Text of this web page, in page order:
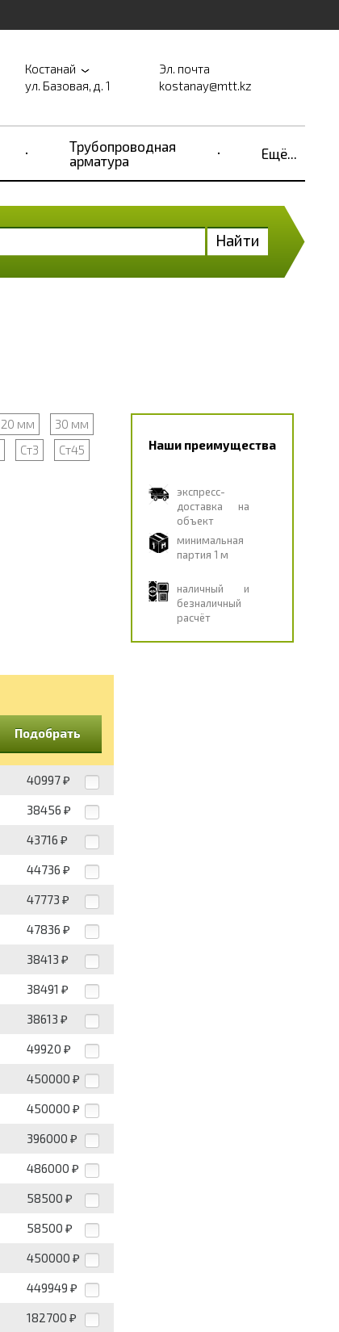
Костанай
ул. Базовая, д. 1
Эл. почта
kostanay@mtt.kz
Трубопроводная
арматура
Ещё...
Найти
20 мм
30 мм
Ст3
Ст45
Наши преимущества
экспресс-
доставка на
объект
минимальная
партия 1 м
наличный и
безналичный
расчёт
Подобрать
40997 ₽
38456 ₽
43716 ₽
44736 ₽
47773 ₽
47836 ₽
38413 ₽
38491 ₽
38613 ₽
49920 ₽
450000 ₽
450000 ₽
396000 ₽
486000 ₽
58500 ₽
58500 ₽
450000 ₽
449949 ₽
182700 ₽